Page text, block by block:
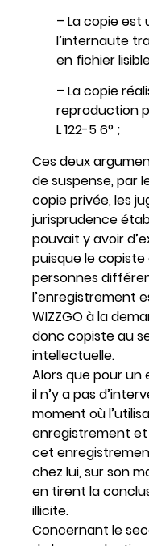
– La copie est
l’internaute
en fichier
– La copie
reproduction
L 122-5 6° ;
Ces deux
de suspense, par
copie privée, les
jurisprudence
pouvait y avoir
puisque le
personnes
l’enregistrement
WIZZGO à la
donc copiste au
intellectuelle.
Alors que pour un
il n’y a pas
moment où
enregistrement
cet
chez lui, sur son
en tirent la
illicite.
Concernant le